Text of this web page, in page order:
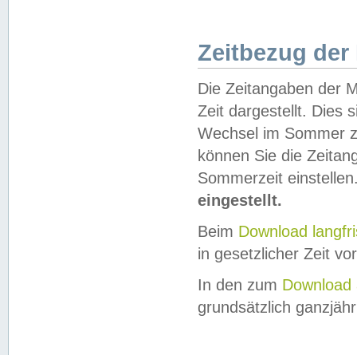
Zeitbezug der
Die Zeitangaben der
Zeit dargestellt. Dies
Wechsel im Sommer
können Sie die
Sommerzeit
eingestellt.
Beim Download
in gesetzlicher Zeit
In den zum Download
grundsätzlich